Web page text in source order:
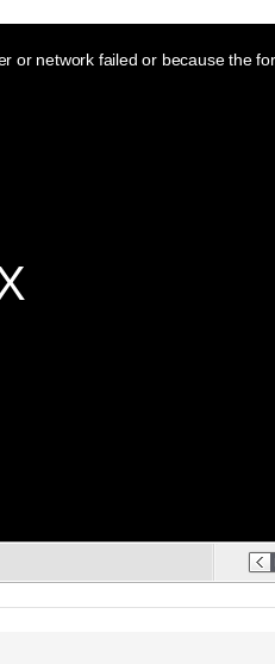
or network failed or because the